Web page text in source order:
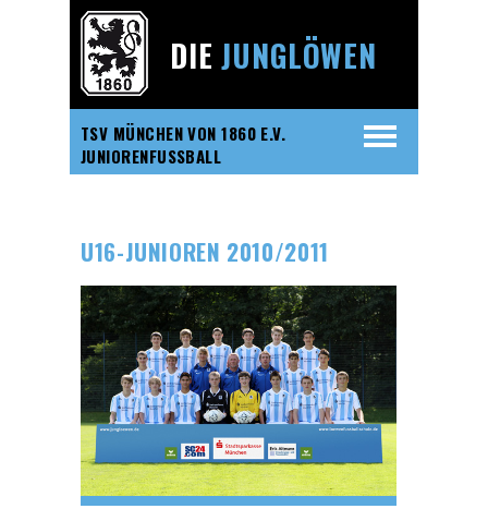
TSV MÜNCHEN VON 1860 E.V.
JUNIORENFUSSBALL
DIEJUNGLÖWEN
U16-JUNIOREN 2010/2011